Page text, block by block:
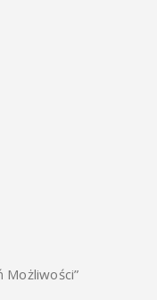
Możliwości”